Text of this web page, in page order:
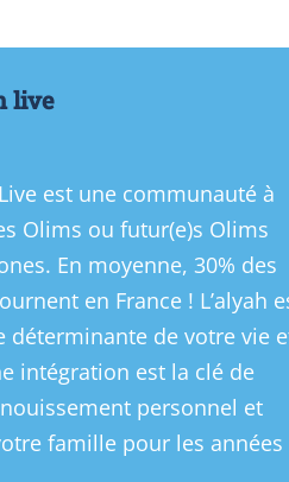
live
est une communauté à
Olims ou futur(e)s Olims
En moyenne, 30% des
en France ! L’alyah
déterminante de votre vie
intégration est la clé de
personnel et
famille pour les années